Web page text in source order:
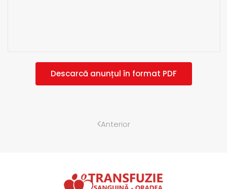
Descarcă anunțul în format PDF
Anterior